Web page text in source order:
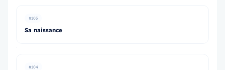
#103
Sa naissance
#104